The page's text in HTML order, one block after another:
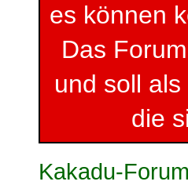
es können
Das
und soll
die
Kakadu-Forum